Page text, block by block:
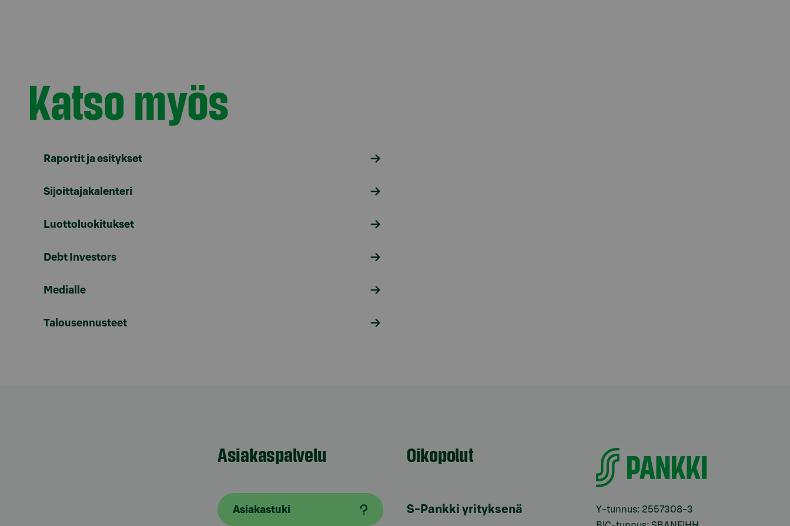
Katso myös
Raportit ja esitykset
Sijoittajakalenteri
Luottoluokitukset
Debt Investors
Medialle
Talousennusteet
Asiakaspalvelu
Asiakastuki
Oikopolut
S-Pankki yrityksenä
Y-tunnus: 2557308-3